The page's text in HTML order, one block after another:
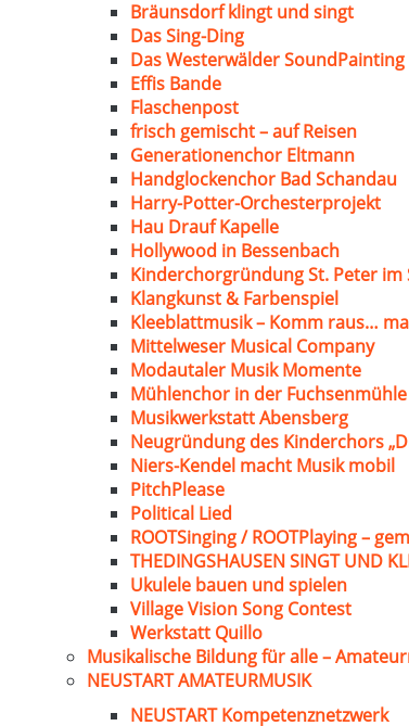
Bräunsdorf klingt und singt
Das Sing-Ding
Das Westerwälder
Effis Bande
Flaschenpost
frisch gemischt – auf Reisen
Generationenchor Eltmann
Handglockenchor Bad Schandau
Harry-Potter-Orchesterprojekt
Hau Drauf Kapelle
Hollywood in Bessenbach
Kinderchorgründung St. Peter im
Klangkunst & Farbenspiel
Kleeblattmusik – Komm raus…
Mittelweser Musical Company
Modautaler Musik Momente
Mühlenchor in der Fuchsenmühle
Musikwerkstatt Abensberg
Neugründung des Kinderchors
Niers-Kendel macht Musik mobil
PitchPlease
Political Lied
ROOTSinging / ROOTPlaying –
THEDINGSHAUSEN SINGT UND
Ukulele bauen und spielen
Village Vision Song Contest
Werkstatt Quillo
Musikalische Bildung für alle –
NEUSTART AMATEURMUSIK
NEUSTART Kompetenznetzwerk